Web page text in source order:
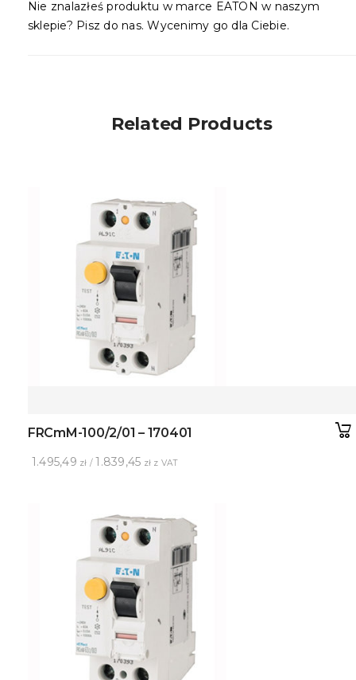
Nie znalazłeś produktu w marce EATON w naszym
sklepie? Pisz do nas. Wycenimy go dla Ciebie.
Related Products
FRCmM-100/2/01 – 170401
1.495,49 zł / 1.839,45 zł z VAT